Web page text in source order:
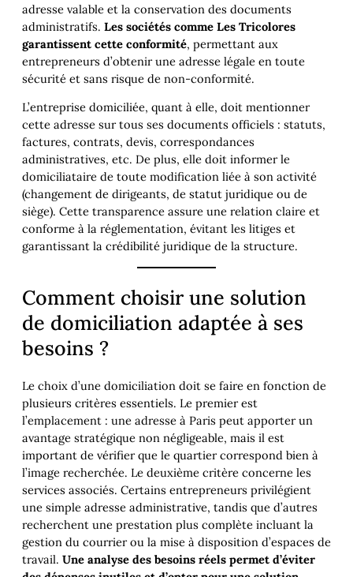
adresse valable et la conservation des documents
administratifs. Les sociétés comme Les Tricolores
garantissent cette conformité, permettant aux
entrepreneurs d’obtenir une adresse légale en toute
sécurité et sans risque de non-conformité.
L’entreprise domiciliée, quant à elle, doit mentionner
cette adresse sur tous ses documents officiels : statuts,
factures, contrats, devis, correspondances
administratives, etc. De plus, elle doit informer le
domiciliataire de toute modification liée à son activité
(changement de dirigeants, de statut juridique ou de
siège). Cette transparence assure une relation claire et
conforme à la réglementation, évitant les litiges et
garantissant la crédibilité juridique de la structure.
Comment choisir une solution
de domiciliation adaptée à ses
besoins ?
Le choix d’une domiciliation doit se faire en fonction de
plusieurs critères essentiels. Le premier est
l’emplacement : une adresse à Paris peut apporter un
avantage stratégique non négligeable, mais il est
important de vérifier que le quartier correspond bien à
l’image recherchée. Le deuxième critère concerne les
services associés. Certains entrepreneurs privilégient
une simple adresse administrative, tandis que d’autres
recherchent une prestation plus complète incluant la
gestion du courrier ou la mise à disposition d’espaces de
travail. Une analyse des besoins réels permet d’éviter